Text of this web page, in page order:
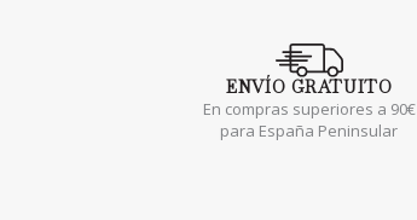
ENVÍO GRATUITO
En compras superiores a 90€
para España Peninsular